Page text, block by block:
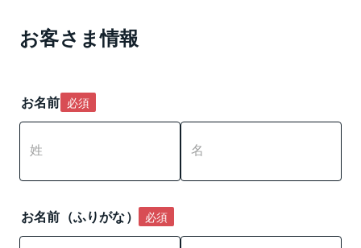
入
力
お客さま情報
お名前 必須
お名前（ふりがな） 必須